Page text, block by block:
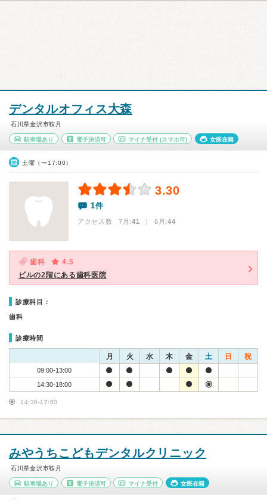
デンタルオフィス大森
石川県金沢市鞍月
駐車場あり 電子決済可 マイナ受付 (スマホ可) 女医在籍
土曜（〜17:00）
3.30
1件
アクセス数 7月:41 | 6月:44
歯科
4.5
ビルの2階にある歯科医院
診療科目：
歯科
診療時間
月 火 水 木 金 土 日 祝
09:00-13:00
14:30-18:00
14:30-17:00
みやうちこどもデンタルクリニック
石川県金沢市鞍月
駐車場あり 電子決済可 マイナ受付 女医在籍